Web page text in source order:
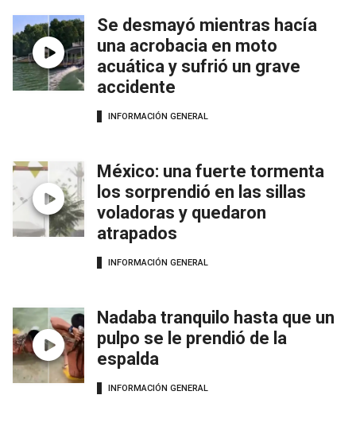
Se desmayó mientras hacía
una acrobacia en moto
acuática y sufrió un grave
accidente
INFORMACIÓN GENERAL
México: una fuerte tormenta
los sorprendió en las sillas
voladoras y quedaron
atrapados
INFORMACIÓN GENERAL
Nadaba tranquilo hasta que un
pulpo se le prendió de la
espalda
INFORMACIÓN GENERAL